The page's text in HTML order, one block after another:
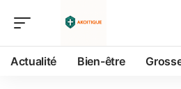
Actualité Bien-être